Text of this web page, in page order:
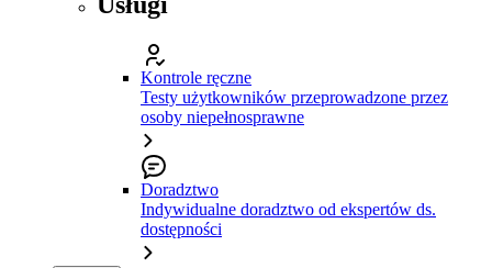
Kontrole ręczne
Testy użytkowników przeprowadzone przez
osoby niepełnosprawne
Doradztwo
Indywidualne doradztwo od ekspertów ds.
dostępności